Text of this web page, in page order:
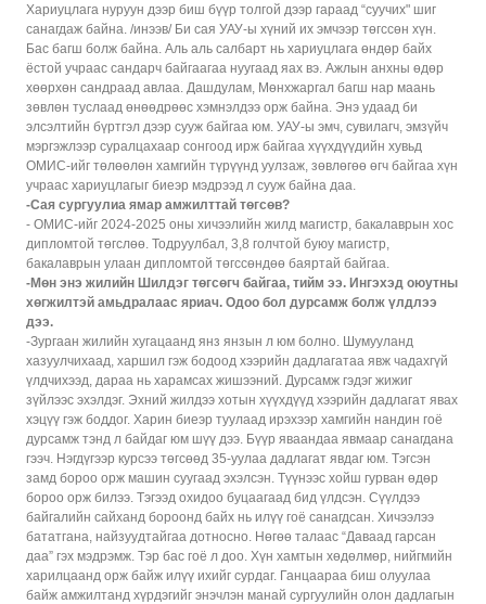
Хариуцлага нуруун дээр биш бүүр толгой дээр гараад “суучих" шиг
санагдаж байна. /инээв/ Би сая УАУ-ы хүний их эмчээр төгссөн хүн.
Бас багш болж байна. Аль аль салбарт нь хариуцлага өндөр байх
ёстой учраас сандарч байгаагаа нуугаад яах вэ. Ажлын анхны өдөр
хөөрхөн сандраад авлаа. Дашдулам, Мөнхжаргал багш нар маань
зөвлөн туслаад өнөөдрөөс хэмнэлдээ орж байна. Энэ удаад би
элсэлтийн бүртгэл дээр сууж байгаа юм. УАУ-ы эмч, сувилагч, эмзүйч
мэргэжлээр суралцахаар сонгоод ирж байгаа хүүхдүүдийн хувьд
ОМИС-ийг төлөөлөн хамгийн түрүүнд уулзаж, зөвлөгөө өгч байгаа хүн
учраас хариуцлагыг биеэр мэдрээд л сууж байна даа.
-Сая сургуулиа ямар амжилттай төгсөв?
- ОМИС-ийг 2024-2025 оны хичээлийн жилд магистр, бакалаврын хос
дипломтой төгслөө. Тодруулбал, 3,8 голчтой буюу магистр,
бакалаврын улаан дипломтой төгссөндөө баяртай байгаа.
-Мөн энэ жилийн Шилдэг төгсөгч байгаа, тийм ээ. Ингэхэд оюутны
хөгжилтэй амьдралаас яриач. Одоо бол дурсамж болж үлдлээ
дээ.
-Зургаан жилийн хугацаанд янз янзын л юм болно. Шумууланд
хазуулчихаад, харшил гэж бодоод хээрийн дадлагатаа явж чадахгүй
үлдчихээд, дараа нь харамсах жишээний. Дурсамж гэдэг жижиг
зүйлээс эхэлдэг. Эхний жилдээ хотын хүүхдүүд хээрийн дадлагат явах
хэцүү гэж боддог. Харин биеэр туулаад ирэхээр хамгийн нандин гоё
дурсамж тэнд л байдаг юм шүү дээ. Бүүр яваандаа явмаар санагдана
гээч. Нэгдүгээр курсээ төгсөөд 35-уулаа дадлагат явдаг юм. Тэгсэн
замд бороо орж машин суугаад эхэлсэн. Түүнээс хойш гурван өдөр
бороо орж билээ. Тэгээд охидоо буцаагаад бид үлдсэн. Сүүлдээ
байгалийн сайханд бороонд байх нь илүү гоё санагдсан. Хичээлээ
бататгана, найзуудтайгаа дотносно. Нөгөө талаас “Даваад гарсан
даа” гэх мэдрэмж. Тэр бас гоё л доо. Хүн хамтын хөдөлмөр, нийгмийн
харилцаанд орж байж илүү ихийг сурдаг. Ганцаараа биш олуулаа
байж амжилтанд хүрдэгийг энэчлэн манай сургуулийн олон дадлагын